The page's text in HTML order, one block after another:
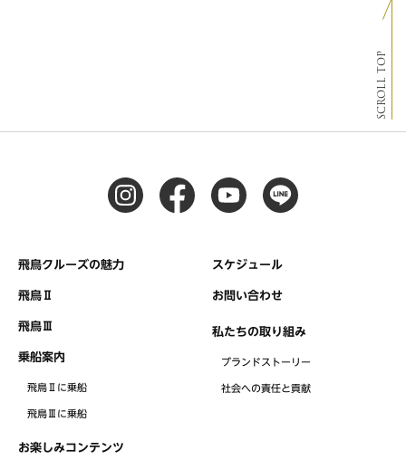
SCROLL TOP
飛鳥クルーズの魅力
飛鳥Ⅱ
飛鳥Ⅲ
乗船案内
飛鳥Ⅱに乗船
飛鳥Ⅲに乗船
お楽しみコンテンツ
スケジュール
お問い合わせ
私たちの取り組み
ブランドストーリー
社会への責任と貢献